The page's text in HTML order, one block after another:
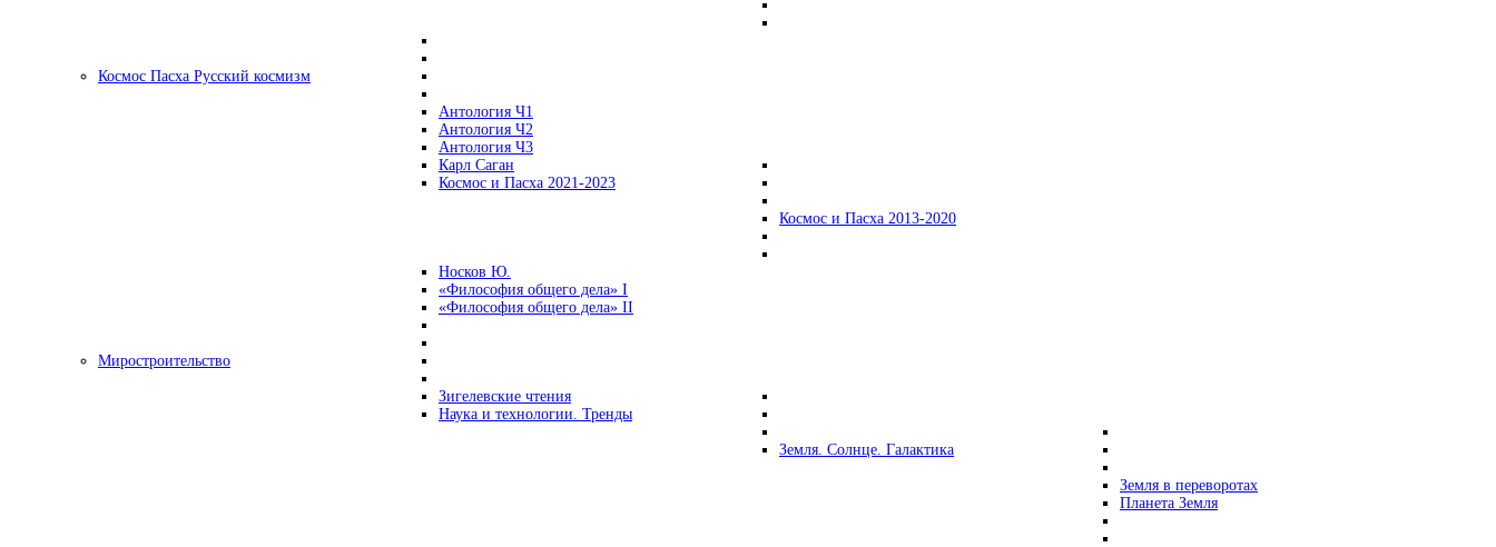
Космос Пасха Русский космизм
Антология Ч1
Антология Ч2
Антология Ч3
Карл Саган
Космос и Пасха 2021-2023
Космос и Пасха 2013-2020
Носков Ю.
«Философия общего дела» I
«Философия общего дела» II
Миростроительство
Зигелевские чтения
Наука и технологии. Тренды
Земля. Солнце. Галактика
Земля в переворотах
Планета Земля